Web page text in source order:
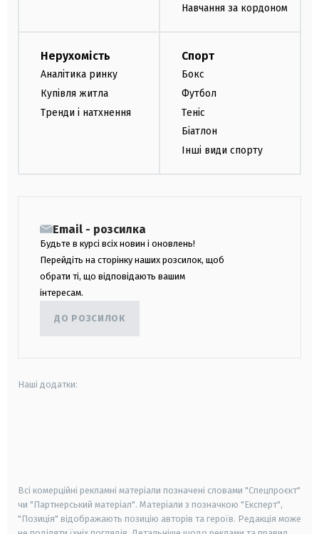
Навчання за кордоном
Нерухомість
Аналітика ринку
Купівля житла
Тренди і натхнення
Спорт
Бокс
Футбол
Теніс
Біатлон
Інші види спорту
Email - розсилка
Будьте в курсі всіх новин і оновлень!
Перейдіть на сторінку наших розсилок, щоб
обрати ті, що відповідають вашим
інтересам.
ДО РОЗСИЛОК
Наші додатки:
Всі комерційні рекламні матеріали позначені словами "Спецпроєкт"
чи "Партнерський матеріал". Матеріали з позначкою "Експерт",
"Позиція" відображають позицію авторів та героїв. Редакція може